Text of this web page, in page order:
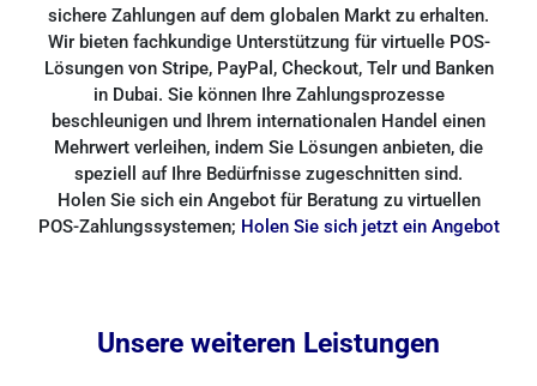
sichere Zahlungen auf dem globalen Markt zu erhalten.
Wir bieten fachkundige Unterstützung für virtuelle POS-
Lösungen von Stripe, PayPal, Checkout, Telr und Banken
in Dubai. Sie können Ihre Zahlungsprozesse
beschleunigen und Ihrem internationalen Handel einen
Mehrwert verleihen, indem Sie Lösungen anbieten, die
speziell auf Ihre Bedürfnisse zugeschnitten sind.
Holen Sie sich ein Angebot für Beratung zu virtuellen
POS-Zahlungssystemen; Holen Sie sich jetzt ein Angebot
Unsere weiteren Leistungen